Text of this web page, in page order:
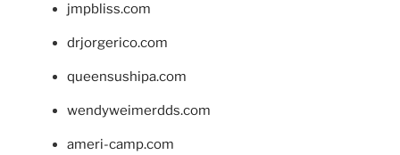
jmpbliss.com
drjorgerico.com
queensushipa.com
wendyweimerdds.com
ameri-camp.com